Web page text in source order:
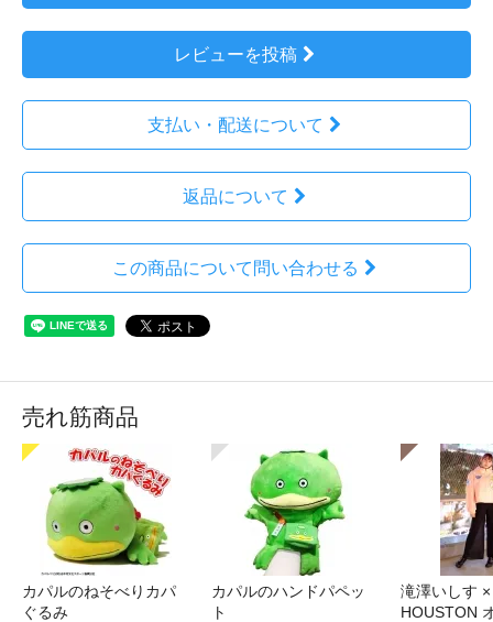
レビューを投稿
支払い・配送について
返品について
この商品について問い合わせる
売れ筋商品
カパルのねそべりカパ
ぐるみ
カパルのハンドパペッ
ト
滝澤いしす ×
HOUSTON